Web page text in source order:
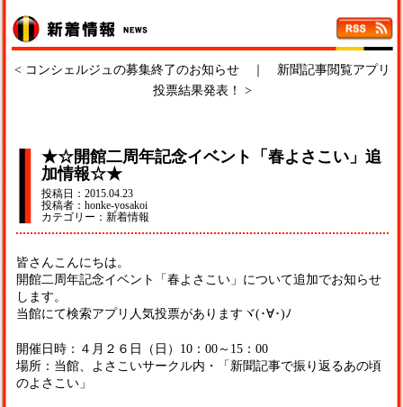
<コンシェルジュの募集終了のお知らせ｜ 新聞記事閲覧アプリ
投票結果発表！ >
★☆開館二周年記念イベント「春よさこい」追
加情報☆★
投稿日：2015.04.23
投稿者：honke-yosakoi
カテゴリー：新着情報
皆さんこんにちは。
開館二周年記念イベント「春よさこい」について追加でお知らせ
します。
当館にて検索アプリ人気投票がありますヾ(･∀･)ﾉ
開催日時：４月２６日（日）10：00～15：00
場所：当館、よさこいサークル内・「新聞記事で振り返るあの頃
のよさこい」